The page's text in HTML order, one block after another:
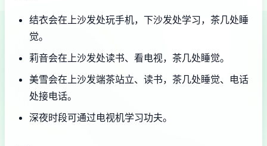
结衣会在上沙发处玩手机，下沙发处学习，茶几处睡
觉。
莉音会在上沙发处读书、看电视，茶几处睡觉。
美雪会在上沙发端茶站立、读书，茶几处睡觉、电话
处接电话。
深夜时段可通过电视机学习功夫。